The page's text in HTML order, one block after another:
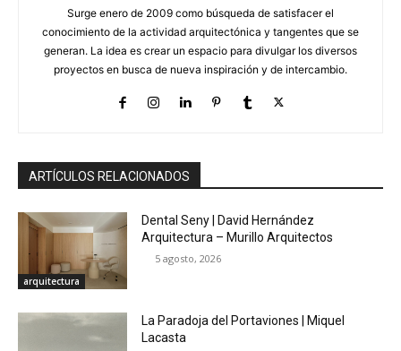
Surge enero de 2009 como búsqueda de satisfacer el
conocimiento de la actividad arquitectónica y tangentes que se
generan. La idea es crear un espacio para divulgar los diversos
proyectos en busca de nueva inspiración y de intercambio.
ARTÍCULOS RELACIONADOS
arquitectura
Dental Seny | David Hernández
Arquitectura – Murillo Arquitectos
5 agosto, 2026
La Paradoja del Portaviones | Miquel
Lacasta